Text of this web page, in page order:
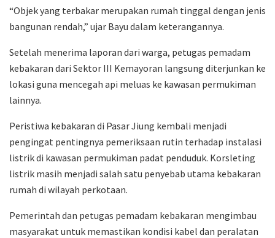
“Objek yang terbakar merupakan rumah tinggal dengan jenis
bangunan rendah,” ujar Bayu dalam keterangannya.
Setelah menerima laporan dari warga, petugas pemadam
kebakaran dari Sektor III Kemayoran langsung diterjunkan ke
lokasi guna mencegah api meluas ke kawasan permukiman
lainnya.
Peristiwa kebakaran di Pasar Jiung kembali menjadi
pengingat pentingnya pemeriksaan rutin terhadap instalasi
listrik di kawasan permukiman padat penduduk. Korsleting
listrik masih menjadi salah satu penyebab utama kebakaran
rumah di wilayah perkotaan.
Pemerintah dan petugas pemadam kebakaran mengimbau
masyarakat untuk memastikan kondisi kabel dan peralatan